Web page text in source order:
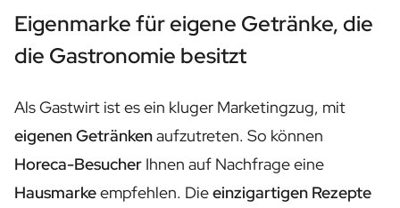
Personalisierter Cava
Personalisierter Champagner
Weinpaket 2 x Wein
Alkoholfreie Getränke
Personalisiertes Ingwerkonzentrat
Personalisierter alkoholischer Alternativ-Gin
Personalisierter alkoholischer Alternativ-Rum
Lifestyle
Eigenmarke für eigene Getränke, die
die Gastronomie besitzt
Als Gastwirt ist es ein kluger Marketingzug, mit
eigenen Getränkenaufzutreten. So können
Horeca-Besucher Ihnen auf Nachfrage eine
Hausmarkeempfehlen. Dieeinzigartigen Rezepte